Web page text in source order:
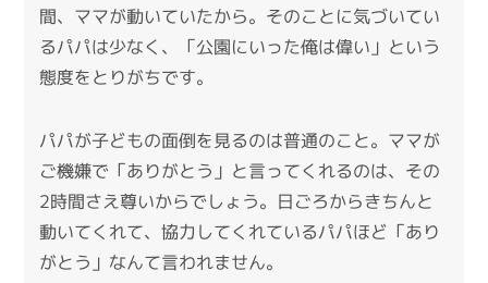
間、ママが動いていたから。そのことに気づいてい
るパパは少なく、「公園にいった俺は偉い」という
態度をとりがちです。
パパが子どもの面倒を見るのは普通のこと。ママが
ご機嫌で「ありがとう」と言ってくれるのは、その
2時間さえ尊いからでしょう。日ごろからきちんと
動いてくれて、協力してくれているパパほど「あり
がとう」なんて言われません。